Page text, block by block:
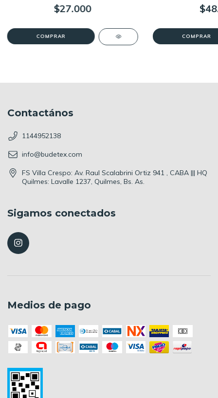
$27.000
Contactános
1144952138
info@budetex.com
FS Villa Crespo: Av. Raul Scalabrini Ortiz 941 , CABA ||| HQ
Quilmes: Lavalle 1237, Quilmes, Bs. As.
Sigamos conectados
Medios de pago